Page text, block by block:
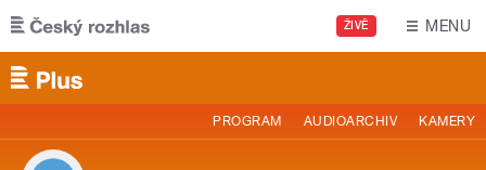
Přejít k hlavnímu obsahu
ŽIVĚ MENU
PROGRAM AUDIOARCHIV KAMERY